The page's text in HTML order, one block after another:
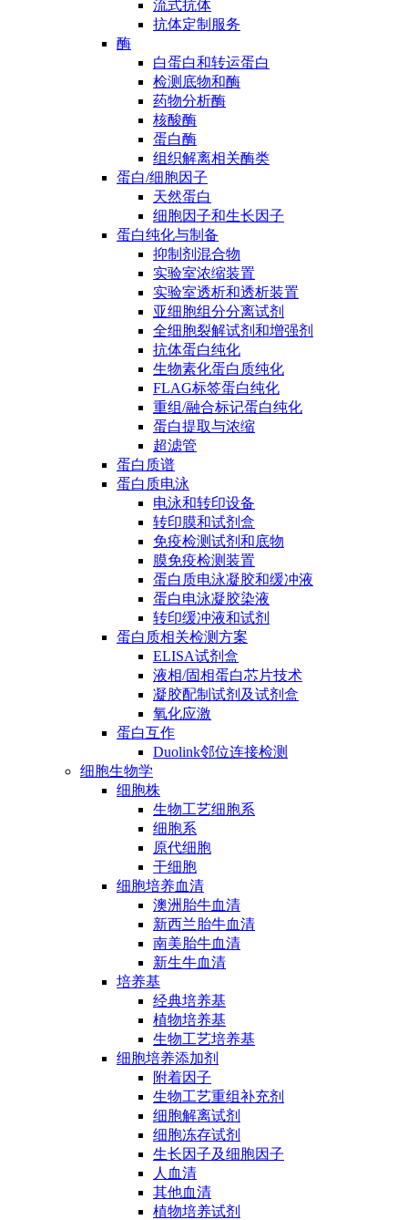
流式抗体
抗体定制服务
酶
白蛋白和转运蛋白
检测底物和酶
药物分析酶
核酸酶
蛋白酶
组织解离相关酶类
蛋白/细胞因子
天然蛋白
细胞因子和生长因子
蛋白纯化与制备
抑制剂混合物
实验室浓缩装置
实验室透析和透析装置
亚细胞组分分离试剂
全细胞裂解试剂和增强剂
抗体蛋白纯化
生物素化蛋白质纯化
FLAG标签蛋白纯化
重组/融合标记蛋白纯化
蛋白提取与浓缩
超滤管
蛋白质谱
蛋白质电泳
电泳和转印设备
转印膜和试剂盒
免疫检测试剂和底物
膜免疫检测装置
蛋白质电泳凝胶和缓冲液
蛋白电泳凝胶染液
转印缓冲液和试剂
蛋白质相关检测方案
ELISA试剂盒
液相/固相蛋白芯片技术
凝胶配制试剂及试剂盒
氧化应激
蛋白互作
Duolink邻位连接检测
细胞生物学
细胞株
生物工艺细胞系
细胞系
原代细胞
干细胞
细胞培养血清
澳洲胎牛血清
新西兰胎牛血清
南美胎牛血清
新生牛血清
培养基
经典培养基
植物培养基
生物工艺培养基
细胞培养添加剂
附着因子
生物工艺重组补充剂
细胞解离试剂
细胞冻存试剂
生长因子及细胞因子
人血清
其他血清
植物培养试剂